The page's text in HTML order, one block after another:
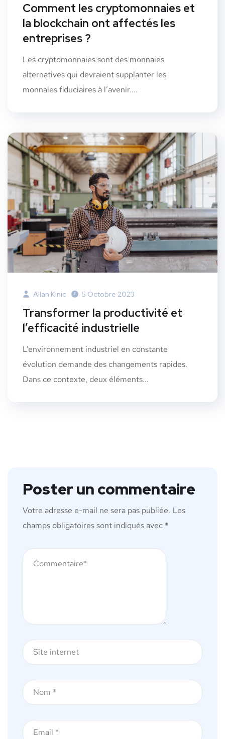
Comment les cryptomonnaies et
la blockchain ont affectés les
entreprises ?
Les cryptomonnaies sont des monnaies
alternatives qui devraient supplanter les
monnaies fiduciaires à l’avenir....
Allan Kinic 5 Octobre 2023
Transformer la productivité et
l’efficacité industrielle
L’environnement industriel en constante
évolution demande des changements rapides.
Dans ce contexte, deux éléments...
Poster un commentaire
Votre adresse e-mail ne sera pas publiée. Les
champs obligatoires sont indiqués avec *